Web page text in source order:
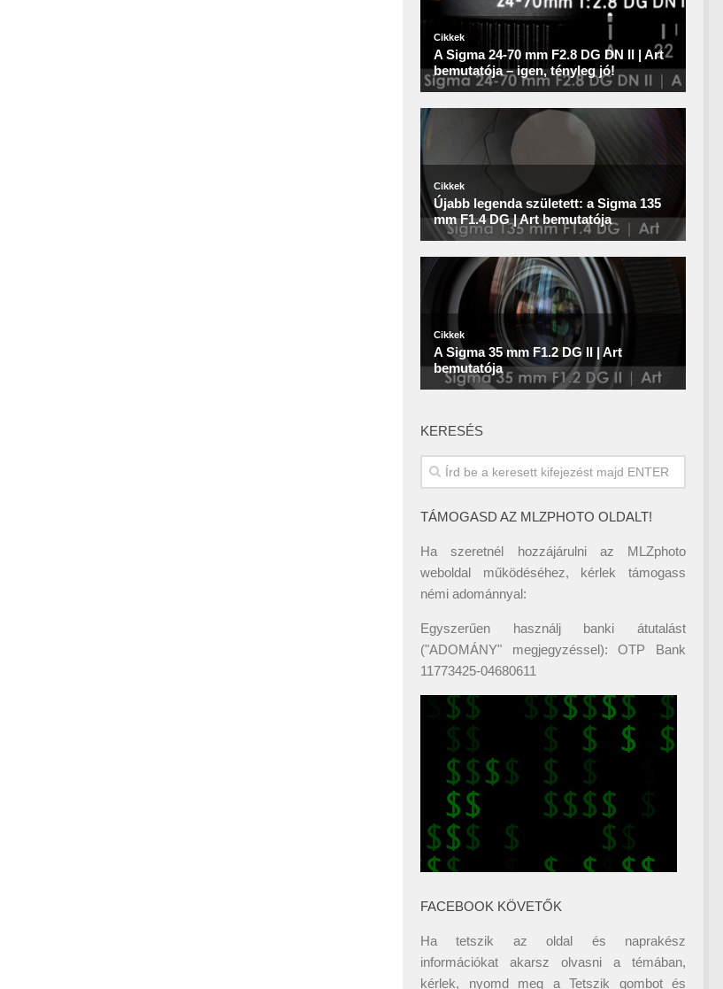
KERESÉS
TÁMOGASD AZ MLZPHOTO OLDALT!
Ha szeretnél hozzájárulni az MLZphoto
weboldal működéséhez, kérlek támogass
némi adománnyal:
Egyszerűen használj banki átutalást
("ADOMÁNY" megjegyzéssel): OTP Bank
11773425-04680611
FACEBOOK KÖVETŐK
Ha tetszik az oldal és naprakész
információkat akarsz olvasni a témában,
kérlek, nyomd meg a Tetszik gombot és